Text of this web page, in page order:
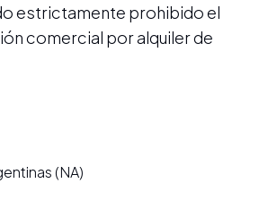
estrictamente prohibido el
comercial por alquiler de
(NA)